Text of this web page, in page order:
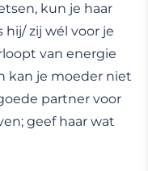
kun je haar
zij wél voor je
van energie
kan je moeder niet
partner voor
geef haar wat